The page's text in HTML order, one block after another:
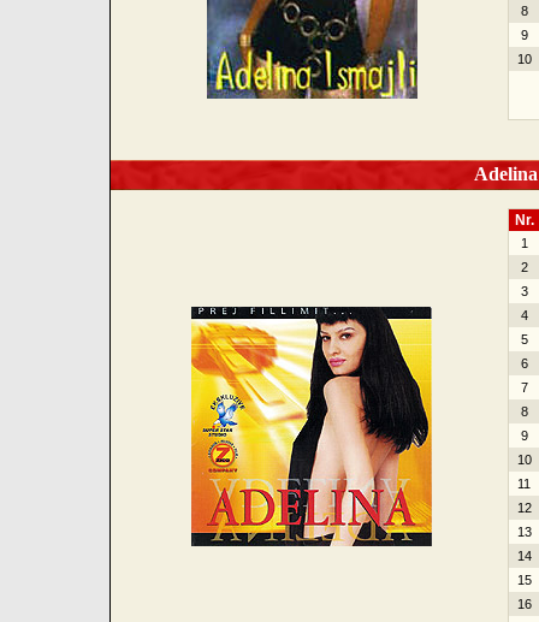
8
9
10
Nr.
1
2
3
4
5
6
7
8
9
10
11
12
13
14
15
16